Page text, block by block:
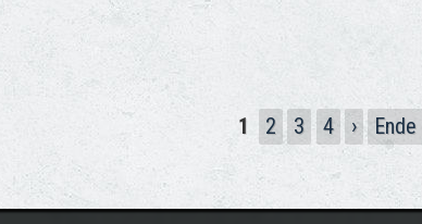
1 2 3 4 › Ende